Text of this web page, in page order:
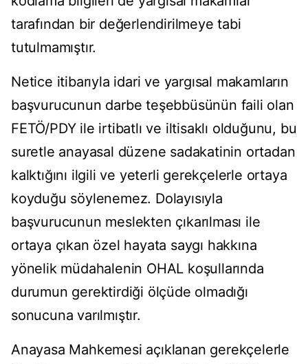
tarafından bir değerlendirilmeye tabi
tutulmamıştır.
Netice itibarıyla idari ve yargısal makamların
başvurucunun darbe teşebbüsünün faili olan
FETÖ/PDY ile irtibatlı ve iltisaklı olduğunu, bu
suretle anayasal düzene sadakatinin ortadan
kalktığını ilgili ve yeterli gerekçelerle ortaya
koyduğu söylenemez. Dolayısıyla
başvurucunun meslekten çıkarılması ile
ortaya çıkan özel hayata saygı hakkına
yönelik müdahalenin OHAL koşullarında
durumun gerektirdiği ölçüde olmadığı
sonucuna varılmıştır.
Anayasa Mahkemesi açıklanan gerekçelerle